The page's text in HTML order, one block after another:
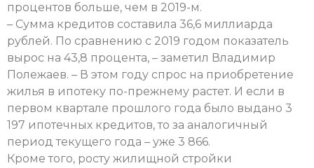
процентов больше, чем в 2019-м.
– Сумма кредитов составила 36,6 миллиарда
рублей. По сравнению с 2019 годом показатель
вырос на 43,8 процента, – заметил Владимир
Полежаев. – В этом году спрос на приобретение
жилья в ипотеку по-прежнему растет. И если в
первом квартале прошлого года было выдано 3
197 ипотечных кредитов, то за аналогичный
период текущего года – уже 3 866.
Кроме того, росту жилищной стройки